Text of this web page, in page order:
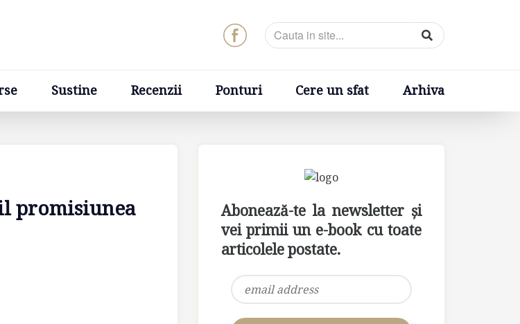
Sustine Recenzii Ponturi Cere un sfat Arhiva
promisiunea
Abonează-te la newsletter și
vei primii un e-book cu toate
articolele postate.